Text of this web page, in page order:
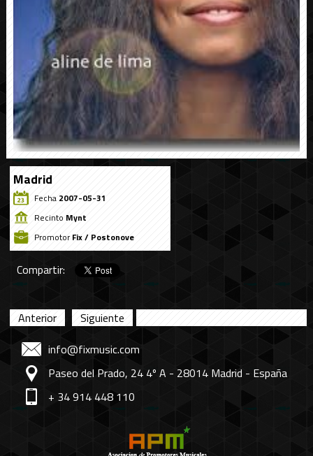
Madrid
Fecha 2007-05-31
Recinto Mynt
PromotorFix / Postonove
Compartir:
Anterior
Siguiente
info@fixmusic.com
Paseo del Prado, 24 4º A - 28014 Madrid - España
+ 34 914 448 110